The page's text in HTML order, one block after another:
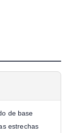
de base
estrechas